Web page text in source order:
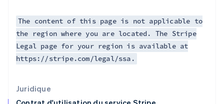
Juridique
The content of this page is not applicable to
the region where you are located. The Stripe
Legal page for your region is available at
https://stripe.com/legal/ssa.
English
Inde
English
Irlande
English
Italie
Japon
日本語English